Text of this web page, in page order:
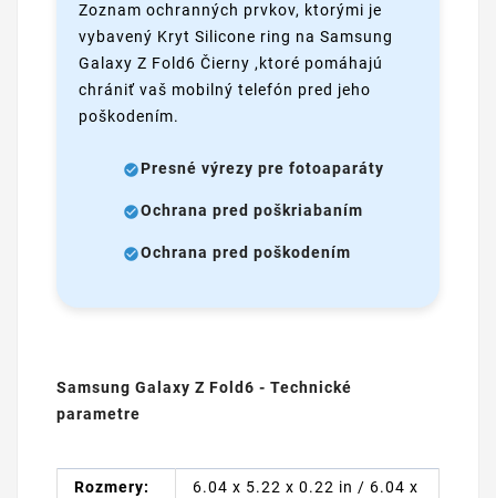
Zoznam ochranných prvkov, ktorými je
vybavený Kryt Silicone ring na Samsung
Galaxy Z Fold6 Čierny ,ktoré pomáhajú
chrániť vaš mobilný telefón pred jeho
poškodením.
Presné výrezy pre fotoaparáty
Ochrana pred poškriabaním
Ochrana pred poškodením
Samsung Galaxy Z Fold6 - Technické
parametre
Rozmery:
6.04 x 5.22 x 0.22 in / 6.04 x